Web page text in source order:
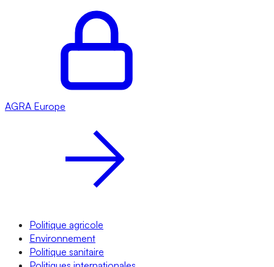
AGRA Europe
Politique agricole
Environnement
Politique sanitaire